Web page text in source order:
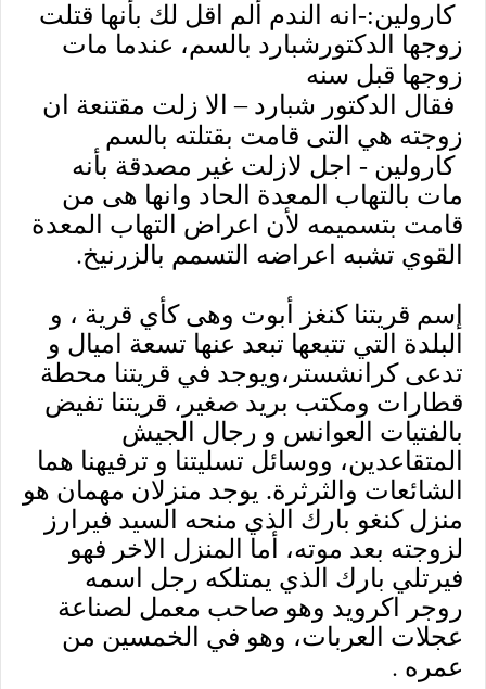
كارولين:-انه الندم ألم اقل لك بأنها قتلت
زوجها الدكتورشبارد بالسم، عندما مات
زوجها قبل سنه
فقال الدكتور شبارد – الا زلت مقتنعة ان
زوجته هي التى قامت بقتلته بالسم
كارولين - اجل لازلت غير مصدقة بأنه
مات بالتهاب المعدة الحاد وانها هى من
قامت بتسميمه لأن اعراض التهاب المعدة
القوي تشبه اعراضه التسمم بالزرنيخ.
إسم قريتنا كنغز أبوت وهى كأي قرية ، و
البلدة التي تتبعها تبعد عنها تسعة اميال و
تدعى كرانشستر،ويوجد في قريتنا محطة
قطارات ومكتب بريد صغير، قريتنا تفيض
بالفتيات العوانس و رجال الجيش
المتقاعدين، ووسائل تسليتنا و ترفيهنا هما
الشائعات والثرثرة. يوجد منزلان مهمان هو
منزل كنغو بارك الذي منحه السيد فيرارز
لزوجته بعد موته، أما المنزل الاخر فهو
فيرتلي بارك الذي يمتلكه رجل اسمه
روجر اكرويد وهو صاحب معمل لصناعة
عجلات العربات، وهو في الخمسين من
عمره .